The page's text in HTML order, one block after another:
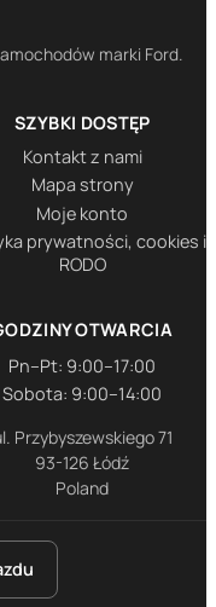
marki Ford.
SZYBKI DOSTĘP
Kontakt z nami
Mapa strony
Moje konto
prywatności, cookies i
RODO
OTWARCIA
Pn–Pt: 9:00–17:00
Sobota: 9:00–14:00
Przybyszewskiego 71
93-126 Łódź
Poland